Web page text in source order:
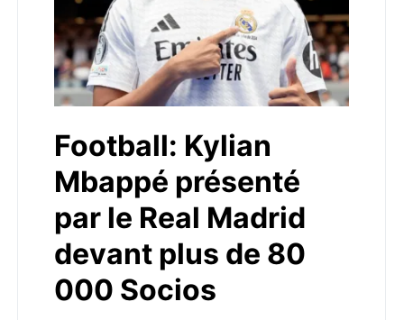
Football: Kylian
Mbappé présenté
par le Real Madrid
devant plus de 80
000 Socios